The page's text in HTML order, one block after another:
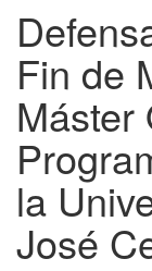
Fin de
Máster
la
José